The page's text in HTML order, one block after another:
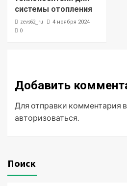
системы отопления
zevs62_ru 4 ноября 2024
0
Добавить
Для отправки комментария
авторизоваться.
Поиск